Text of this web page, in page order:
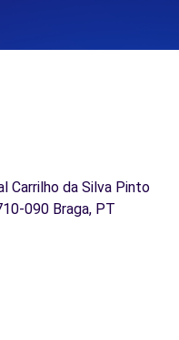
Carrilho da Silva Pinto
090 Braga, PT